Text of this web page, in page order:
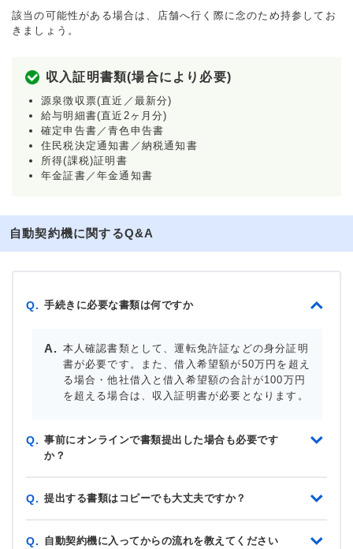
該当の可能性がある場合は、店舗へ行く際に念のため持参してお
きましょう。
収入証明書類(場合により必要)
源泉徴収票(直近／最新分)
給与明細書(直近2ヶ月分)
確定申告書／青色申告書
住民税決定通知書／納税通知書
所得(課税)証明書
年金証書／年金通知書
自動契約機に関するQ&A
Q. 手続きに必要な書類は何ですか
本人確認書類として、運転免許証などの身分証明
書が必要です。また、借入希望額が50万円を超え
る場合・他社借入と借入希望額の合計が100万円
を超える場合は、収入証明書が必要となります。
Q. 事前にオンラインで書類提出した場合も必要です
か？
Q. 提出する書類はコピーでも大丈夫ですか？
Q. 自動契約機に入ってからの流れを教えてください